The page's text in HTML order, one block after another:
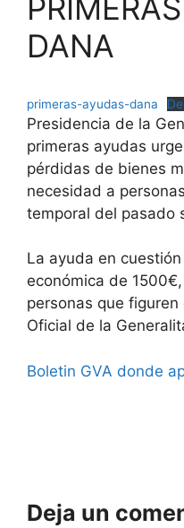
DANA
primeras-ayudas-dana
Presidencia de la
primeras ayudas
pérdidas de bienes
necesidad a
temporal del pasado
La ayuda en
económica de
personas que
Oficial de la
Boletin GVA donde
Deja un